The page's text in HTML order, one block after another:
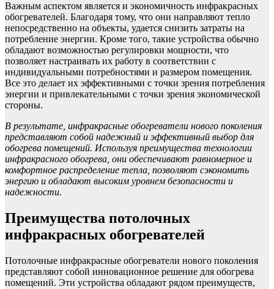
Важным аспектом является и экономичность инфракрасных
обогревателей. Благодаря тому, что они направляют тепло
непосредственно на объекты, удается снизить затраты на
потребление энергии. Кроме того, такие устройства обычно
обладают возможностью регулировки мощности, что
позволяет настраивать их работу в соответствии с
индивидуальными потребностями и размером помещения.
Все это делает их эффективными с точки зрения потребления
энергии и привлекательными с точки зрения экономической
стороны.
В результате, инфракрасные обогреватели нового поколения
представляют собой надежный и эффективный выбор для
обогрева помещений. Используя преимущества технологии
инфракрасного обогрева, они обеспечивают равномерное и
комфортное распределение тепла, позволяют сэкономить
энергию и обладают высоким уровнем безопасности и
надежности.
Преимущества потолочных
инфракрасных обогревателей
Потолочные инфракрасные обогреватели нового поколения
представляют собой инновационное решение для обогрева
помещений. Эти устройства обладают рядом преимуществ,